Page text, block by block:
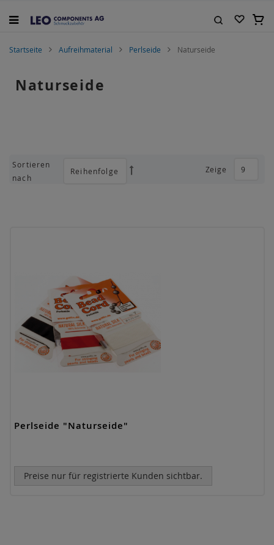
Inhalt
Startseite Aufreihmaterial Perlseide Naturseide
Naturseide
Zeige
Sortieren
nach
Absteigend
Perlseide "Naturseide"
Preise nur für registrierte Kunden sichtbar.